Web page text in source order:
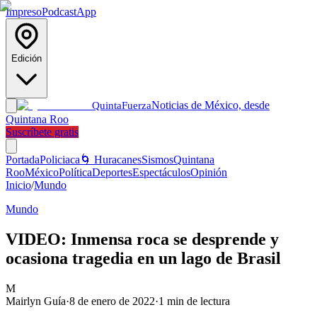
ImpresoPodcastApp
Edición
QuintaFuerzaNoticias de México, desde
Quintana Roo
Suscríbete gratis
PortadaPoliciaca 🌀 HuracanesSismosQuintana
RooMéxicoPolíticaDeportesEspectáculosOpinión
Inicio/Mundo
Mundo
VIDEO: Inmensa roca se desprende y
ocasiona tragedia en un lago de Brasil
M
Mairlyn Guía·8 de enero de 2022·1 min de lectura